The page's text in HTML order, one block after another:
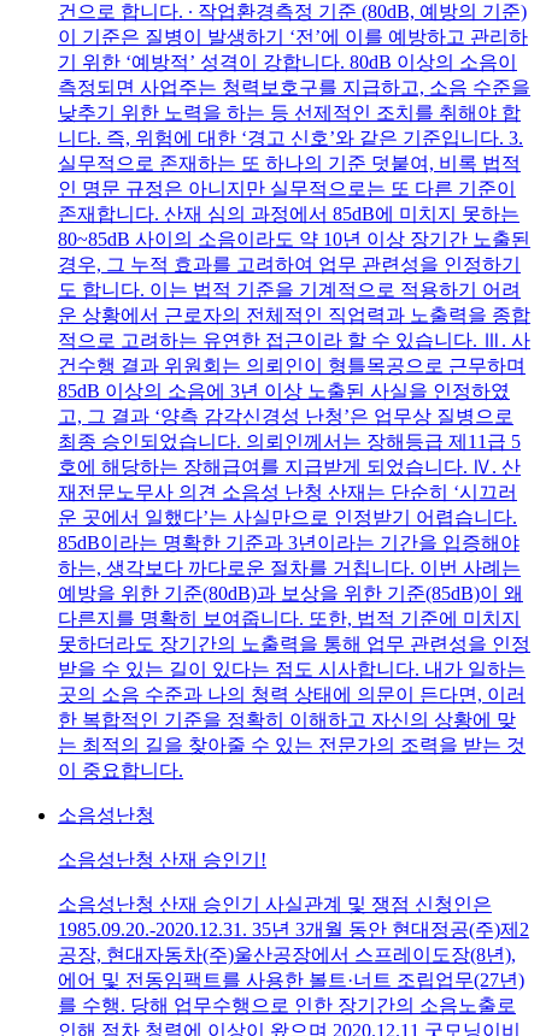
건으로 합니다. ∙ 작업환경측정 기준 (80dB, 예방의 기준)
이 기준은 질병이 발생하기 ‘전’에 이를 예방하고 관리하
기 위한 ‘예방적’ 성격이 강합니다. 80dB 이상의 소음이
측정되면 사업주는 청력보호구를 지급하고, 소음 수준을
낮추기 위한 노력을 하는 등 선제적인 조치를 취해야 합
니다. 즉, 위험에 대한 ‘경고 신호’와 같은 기준입니다. 3.
실무적으로 존재하는 또 하나의 기준 덧붙여, 비록 법적
인 명문 규정은 아니지만 실무적으로는 또 다른 기준이
존재합니다. 산재 심의 과정에서 85dB에 미치지 못하는
80~85dB 사이의 소음이라도 약 10년 이상 장기간 노출된
경우, 그 누적 효과를 고려하여 업무 관련성을 인정하기
도 합니다. 이는 법적 기준을 기계적으로 적용하기 어려
운 상황에서 근로자의 전체적인 직업력과 노출력을 종합
적으로 고려하는 유연한 접근이라 할 수 있습니다. Ⅲ. 사
건수행 결과 위원회는 의뢰인이 형틀목공으로 근무하며
85dB 이상의 소음에 3년 이상 노출된 사실을 인정하였
고, 그 결과 ‘양측 감각신경성 난청’은 업무상 질병으로
최종 승인되었습니다. 의뢰인께서는 장해등급 제11급 5
호에 해당하는 장해급여를 지급받게 되었습니다. Ⅳ. 산
재전문노무사 의견 소음성 난청 산재는 단순히 ‘시끄러
운 곳에서 일했다’는 사실만으로 인정받기 어렵습니다.
85dB이라는 명확한 기준과 3년이라는 기간을 입증해야
하는, 생각보다 까다로운 절차를 거칩니다. 이번 사례는
예방을 위한 기준(80dB)과 보상을 위한 기준(85dB)이 왜
다른지를 명확히 보여줍니다. 또한, 법적 기준에 미치지
못하더라도 장기간의 노출력을 통해 업무 관련성을 인정
받을 수 있는 길이 있다는 점도 시사합니다. 내가 일하는
곳의 소음 수준과 나의 청력 상태에 의문이 든다면, 이러
한 복합적인 기준을 정확히 이해하고 자신의 상황에 맞
는 최적의 길을 찾아줄 수 있는 전문가의 조력을 받는 것
이 중요합니다.
소음성난청
소음성난청 산재 승인기!
소음성난청 산재 승인기 사실관계 및 쟁점 신청인은
1985.09.20.-2020.12.31. 35년 3개월 동안 현대정공(주)제2
공장, 현대자동차(주)울산공장에서 스프레이도장(8년),
에어 및 전동임팩트를 사용한 볼트·너트 조립업무(27년)
를 수행. 당해 업무수행으로 인한 장기간의 소음노출로
인해 점차 청력에 이상이 왔으며 2020.12.11 굿모닝이비